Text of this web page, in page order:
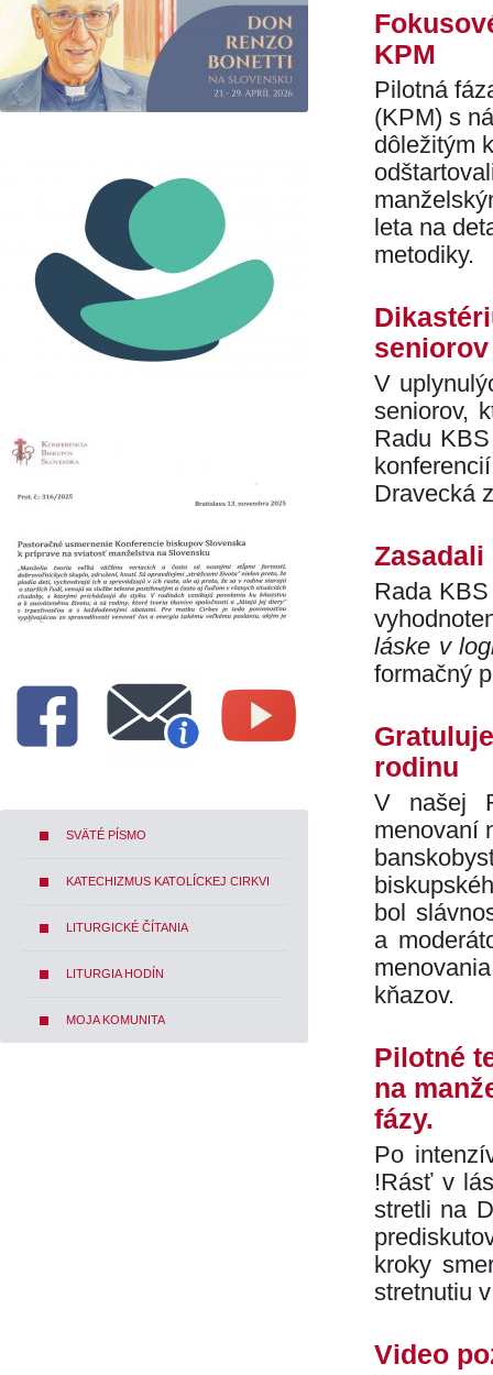
SVÄTÉ PÍSMO
KATECHIZMUS KATOLÍCKEJ CIRKVI
LITURGICKÉ ČÍTANIA
LITURGIA HODÍN
MOJA KOMUNITA
KPM
Pilotná
(KPM) s
dôležitým
leta na
metodiky.
seniorov
V
seniorov,
Radu
Dravecká
Zasadali
Rada
láske v
formačný
rodinu
V našej
menovaní
bol
a
kňazov.
Pilotné
na
fázy.
Po
!Rásť v
stretli na
kroky
stretnutiu
Video